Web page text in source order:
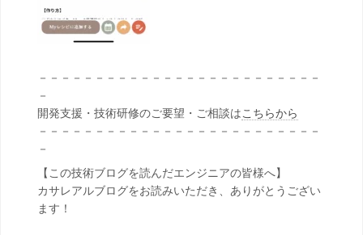
－－－－－－－－－－－－－－－－－－－－－－－－－
－
開発支援・技術研修のご要望・ご相談はこちらから
－－－－－－－－－－－－－－－－－－－－－－－－－
－
【この技術ブログを読んだエンジニアの皆様へ】
カサレアルブログをお読みいただき、ありがとうござい
ます！